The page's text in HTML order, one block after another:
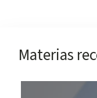
Materias